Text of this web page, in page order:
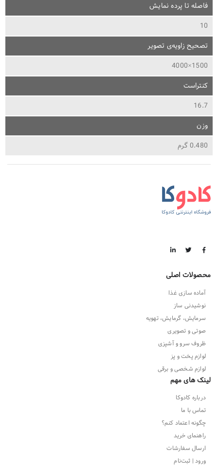
فاصله تا پرده نمایش
10
تصحیح زاویه‌ی تصویر
1500×4000
کنتراست
16.7
وزن
0.480 گرم
محصولات اصلی
آماده سازی غذا
نوشیدنی ساز
سرمایش، گرمایش، تهویه
صوتی و تصویری
ظروف سرو و آشپزی
لوازم پخت و پز
لوازم شخصی و برقی
لینک های مهم
درباره کادوکا
تماس با ما
چگونه اعتماد کنم؟
راهنمای خرید
ارسال سفارشات
ورود | ثبت‌نام